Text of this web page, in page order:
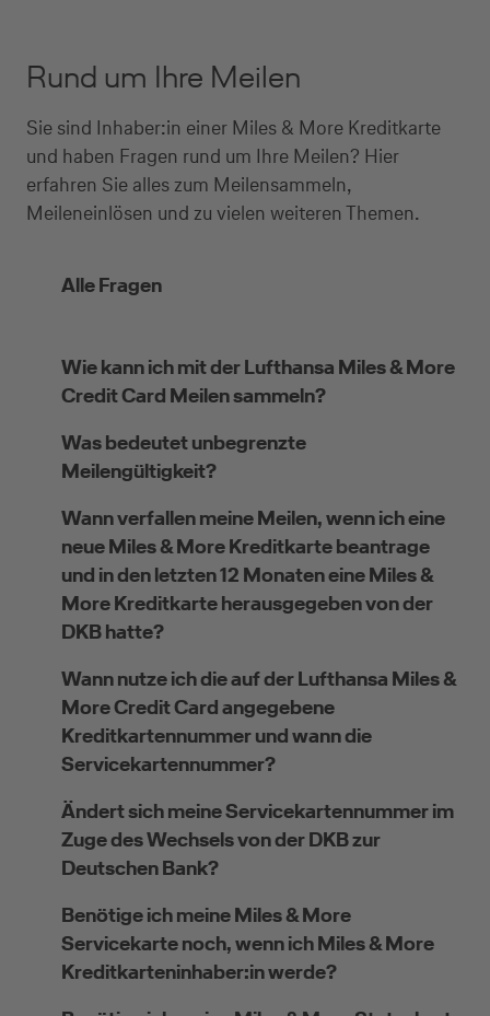
Rund um Ihre Meilen
Sie sind Inhaber:in einer Miles & More Kreditkarte
und haben Fragen rund um Ihre Meilen? Hier
erfahren Sie alles zum Meilensammeln,
Meileneinlösen und zu vielen weiteren Themen.
Alle Fragen
Wie kann ich mit der Lufthansa Miles & More
Credit Card Meilen sammeln?
Was bedeutet unbegrenzte
Meilengültigkeit?
Wann verfallen meine Meilen, wenn ich eine
neue Miles & More Kreditkarte beantrage
und in den letzten 12 Monaten eine Miles &
More Kreditkarte herausgegeben von der
DKB hatte?
Wann nutze ich die auf der Lufthansa Miles &
More Credit Card angegebene
Kreditkartennummer und wann die
Servicekartennummer?
Ändert sich meine Servicekartennummer im
Zuge des Wechsels von der DKB zur
Deutschen Bank?
Benötige ich meine Miles & More
Servicekarte noch, wenn ich Miles & More
Kreditkarteninhaber:in werde?